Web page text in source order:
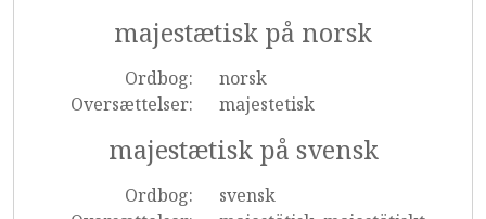
majestætisk på norsk
Ordbog:
norsk
Oversættelser:
majestetisk
majestætisk på svensk
Ordbog:
svensk